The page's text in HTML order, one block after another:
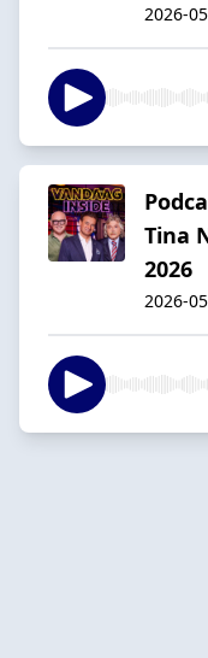
2026-
Tina
2026
2026-